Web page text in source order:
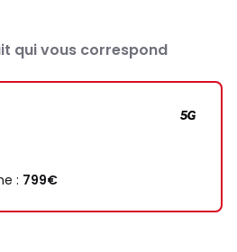
qui vous correspond
: 799€